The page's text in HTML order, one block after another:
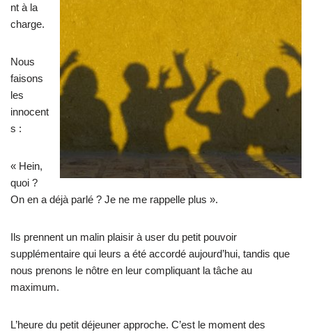
nt à la
charge.
Nous
faisons
les
innocent
s :
« Hein,
quoi ?
On en a déjà parlé ? Je ne me rappelle plus ».
Ils prennent un malin plaisir à user du petit pouvoir
supplémentaire qui leurs a été accordé aujourd’hui, tandis que
nous prenons le nôtre en leur compliquant la tâche au
maximum.
L’heure du petit déjeuner approche. C’est le moment des